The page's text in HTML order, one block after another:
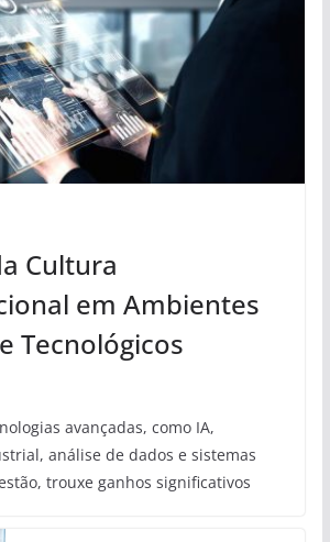
Cultura
em Ambientes
Tecnológicos
avançadas, como IA,
análise de dados e sistemas
trouxe ganhos significativos